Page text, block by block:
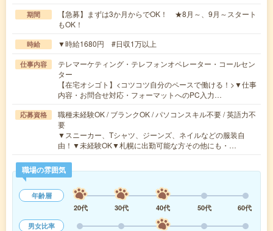
期間
【急募】まずは3か月からでOK！ ★8月～、9月～スタート
もOK！
時給 ▼時給1680円 #日収1万以上
仕事内容
テレマーケティング・テレフォンオペレーター・コールセン
ター
【在宅オシゴト】<コツコツ自分のペースで働ける！>▼仕事
内容・お問合せ対応・フォーマットへのPC入力…
応募資格
職種未経験OK / ブランクOK / パソコンスキル不要 / 英語力不
要
▼スニーカー、Tシャツ、ジーンズ、ネイルなどの服装自
由！▼未経験OK▼札幌に出勤可能な方その他にも・…
職場の雰囲気
年齢層
20代
30代 40代 50代
60代
男女比率